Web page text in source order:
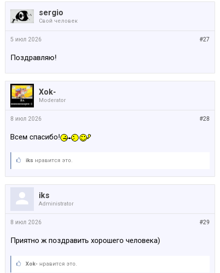
sergio
Свой человек
#27
5 июл 2026
Поздравляю!
Xok-
Moderator
#28
8 июл 2026
Всем спасибо!
iks нравится это.
iks
Administrator
#29
8 июл 2026
Приятно ж поздравить хорошего человека)
Xok- нравится это.